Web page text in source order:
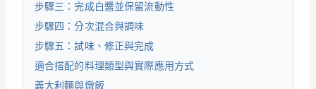
步驟三：完成白醬並保留流動性
步驟四：分次混合與調味
步驟五：試味、修正與完成
適合搭配的料理類型與實際應用方式
義大利麵與燉飯